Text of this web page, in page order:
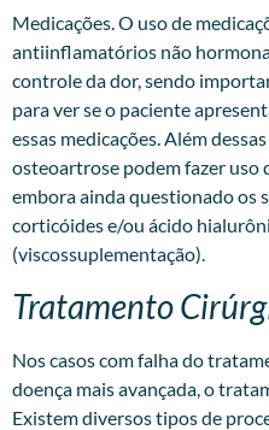
Medicações. O uso de
antiinflamatórios não
controle da dor, sendo
para ver se o paciente
essas medicações. Além
osteoartrose podem fazer
embora ainda questionado os
corticóides e/ou ácido
(viscossuplementação).
Tratamento
Nos casos com falha do
doença mais avançada, o
Existem diversos tipos de